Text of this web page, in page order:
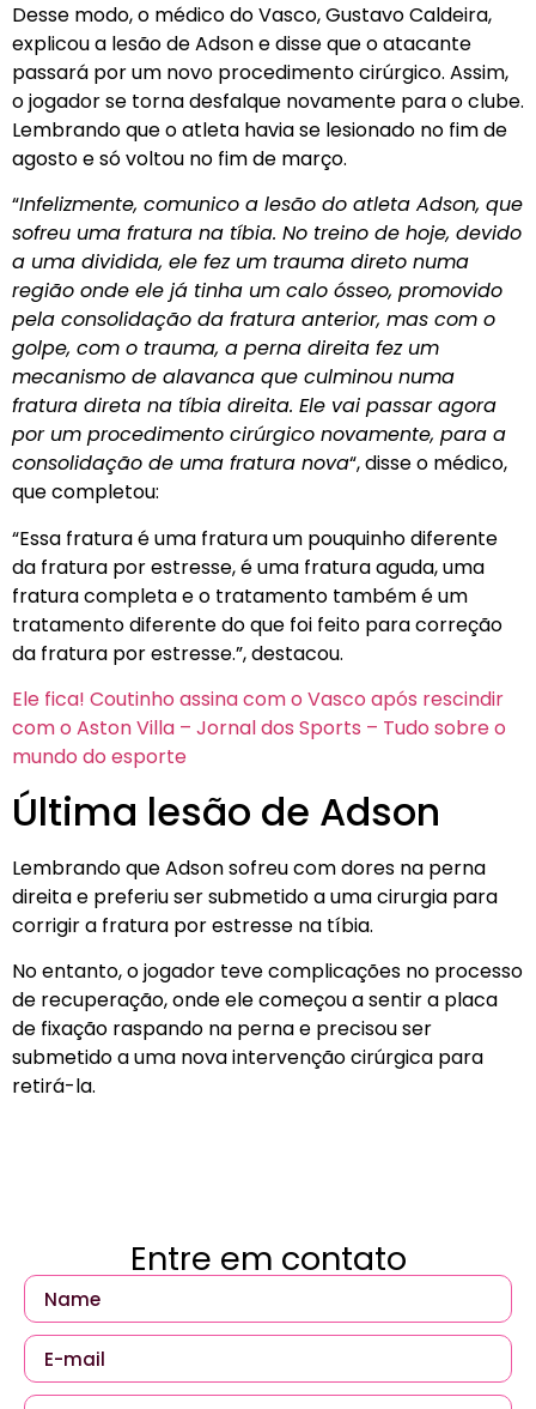
Desse modo, o médico do Vasco, Gustavo Caldeira,
explicou a lesão de Adson e disse que o atacante
passará por um novo procedimento cirúrgico. Assim,
o jogador se torna desfalque novamente para o clube.
Lembrando que o atleta havia se lesionado no fim de
agosto e só voltou no fim de março.
“Infelizmente, comunico a lesão do atleta Adson, que
sofreu uma fratura na tíbia. No treino de hoje, devido
a uma dividida, ele fez um trauma direto numa
região onde ele já tinha um calo ósseo, promovido
pela consolidação da fratura anterior, mas com o
golpe, com o trauma, a perna direita fez um
mecanismo de alavanca que culminou numa
fratura direta na tíbia direita. Ele vai passar agora
por um procedimento cirúrgico novamente, para a
consolidação de uma fratura nova“, disse o médico,
que completou:
“Essa fratura é uma fratura um pouquinho diferente
da fratura por estresse, é uma fratura aguda, uma
fratura completa e o tratamento também é um
tratamento diferente do que foi feito para correção
da fratura por estresse.”, destacou.
Ele fica! Coutinho assina com o Vasco após rescindir
com o Aston Villa – Jornal dos Sports – Tudo sobre o
mundo do esporte
Última lesão de Adson
Lembrando que Adson sofreu com dores na perna
direita e preferiu ser submetido a uma cirurgia para
corrigir a fratura por estresse na tíbia.
No entanto, o jogador teve complicações no processo
de recuperação, onde ele começou a sentir a placa
de fixação raspando na perna e precisou ser
submetido a uma nova intervenção cirúrgica para
retirá-la.
Entre em contato